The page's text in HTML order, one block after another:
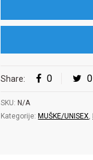
Share: 0 0
SKU: N/A
Kategorije: MUŠKE/UNISEX,